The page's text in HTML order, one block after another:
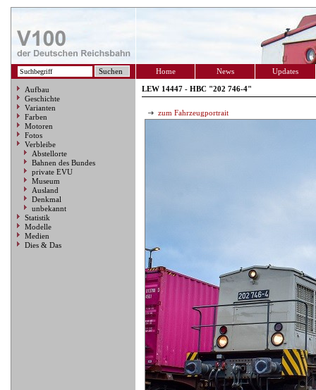
Home News Updates
Aufbau
Geschichte
Varianten
Farben
Motoren
Fotos
Verbleibe
Abstellorte
Bahnen des Bundes
private EVU
Museum
Ausland
Denkmal
unbekannt
Statistik
Modelle
Medien
Dies & Das
LEW 14447 - HBC "202 746-4"
zum Fahrzeugportrait